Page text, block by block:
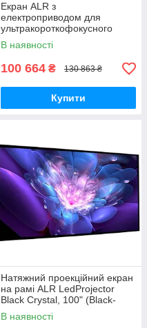
Екран ALR з
електроприводом для
ультракороткофокусного
проектора VividStorm S PRO
100" (Black) чорний (S-PRO-
В наявності
100 664 ₴ 130 863 ₴
Купити
Натяжний проекційний екран
на рамі ALR LedProjector
Black Crystal, 100" (Black-
Crystal-100"_10799)
В наявності